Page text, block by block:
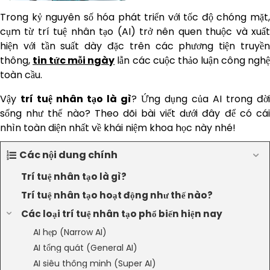
Trong kỷ nguyên số hóa phát triển với tốc độ chóng mặt,
cụm từ trí tuệ nhân tạo (AI) trở nên quen thuộc và xuất
hiện với tần suất dày đặc trên các phương tiện truyền
thông, tin tức mỗi ngày lẫn các cuộc thảo luận công nghệ
toàn cầu.
Vậy trí tuệ nhân tạo là gì? Ứng dụng của AI trong đời
sống như thế nào? Theo dõi bài viết dưới đây để có cái
nhìn toàn diện nhất về khái niệm khoa học này nhé!
Các nội dung chính
Trí tuệ nhân tạo là gì?
Trí tuệ nhân tạo hoạt động như thế nào?
Các loại trí tuệ nhân tạo phổ biến hiện nay
AI hẹp (Narrow AI)
AI tổng quát (General AI)
AI siêu thông minh (Super AI)